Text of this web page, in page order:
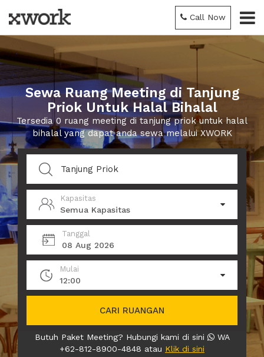
Call Now
Sewa Ruang Meeting di Tanjung
Priok Untuk Halal Bihalal
Tersedia 0 ruang meeting di tanjung priok untuk halal
bihalal yang dapat anda sewa melalui XWORK
Kapasitas
Semua Kapasitas
Tanggal
08 Aug 2026
Mulai
12:00
CARI RUANGAN
Butuh Paket Meeting? Hubungi kami di sini
WA
+62-812-8900-4848 atau Klik di sini